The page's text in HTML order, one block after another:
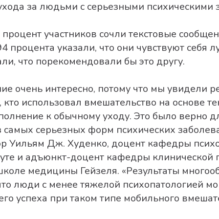
за людьми с серьезными психическими
участников сочли текстовые
указали, что они чувствуют себя
что порекомендовали бы это другу.
очень интересно, потому что мы увидели
кто использовал вмешательство на основе
к обычному уходу. Это было верно
самых серьезных форм психических
Уильям Дж. Худенко, доцент кафедры
и адъюнкт-доцент кафедры клинической
медицины Гейзеля. «Результаты
люди с менее тяжелой психопатологией
успеха при таком типе мобильного